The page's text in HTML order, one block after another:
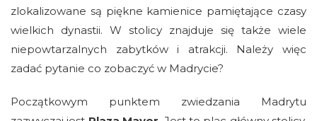
zlokalizowane są piękne kamienice pamiętające czasy
wielkich dynastii. W stolicy znajduje się także wiele
niepowtarzalnych zabytków i atrakcji. Należy więc
zadać pytanie co zobaczyć w Madrycie?
Początkowym punktem zwiedzania Madrytu